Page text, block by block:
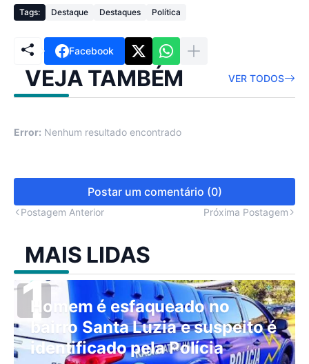
Tags: Destaque Destaques Política
Facebook
VEJA TAMBÉM VER TODOS
Error: Nenhum resultado encontrado
Postar um comentário (0)
Postagem Anterior Próxima Postagem
MAIS LIDAS
Homem é esfaqueado no
bairro Santa Luzia e suspeito é
identificado pela Polícia